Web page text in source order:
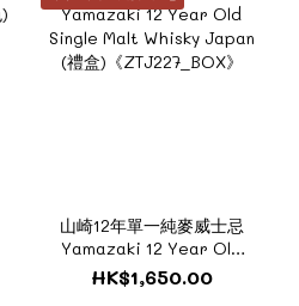
山崎12年單一純麥威士忌
Yamazaki 12 Year Old
Single Malt Whisky
Japan (禮盒)
HK$1,650.00